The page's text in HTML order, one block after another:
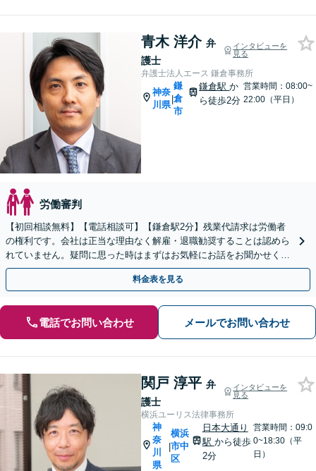
青木 洋介 弁
護士
インタビューを
見る
弁護士法人エース 鎌倉事務所
神奈
川県
|
鎌
倉
市
鎌倉駅か
ら徒歩2分
営業時間：08:00~
22:00（平日）
労働審判
【初回相談無料】【電話相談可】【鎌倉駅2分】残業代請求は労働者
の権利です。会社は正当な理由なく解雇・退職勧奨することは認めら
れていません。疑問に思った時はまずはお気軽にお話をお聞かせくだ
さい。
料金表を見る
電話でお問い合わせ メールでお問い合わせ
関戸 淳平 弁
護士
インタビューを
見る
横浜ユーリス法律事務所
神
奈
川
県
|
横浜
市中
区
日本大通り
駅 から徒歩
2分
営業時間：09:0
0~18:30（平
日）